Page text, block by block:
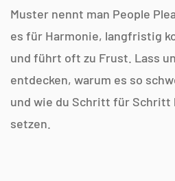
Muster nennt man People
es für Harmonie, langfristig
und führt oft zu Frust. Lass
entdecken, warum es so
und wie du Schritt für Schritt
setzen.